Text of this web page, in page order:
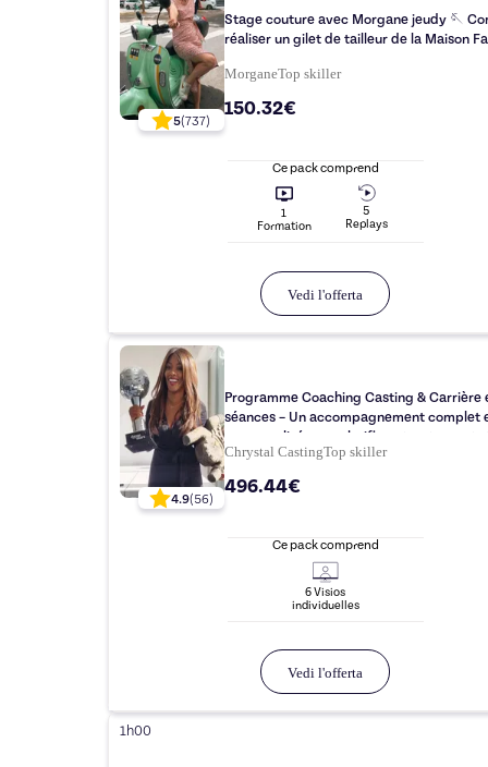
5(737)
Stage couture avec Morgane jeudy 🪡
réaliser un gilet de tailleur de la Maison
MorganeTop skiller
150.32€
Ce pack comprend
1
Formation
5
Replays
Vedi l'offerta
4.9(56)
Programme Coaching Casting & Carrière
séances – Un accompagnement complet
personnalisé pour clarifier, structurer et
tes castings
Chrystal CastingTop skiller
496.44€
Ce pack comprend
6Visios
individuelles
Vedi l'offerta
1h00